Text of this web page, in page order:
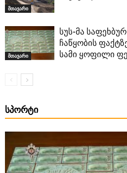
მთავარი
მთავარი
სუს-მა
ჩაწყობის
სამი ყოფილი
ᲡᲞᲝᲠᲢᲘ